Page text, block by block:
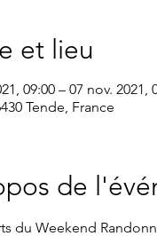
et lieu
09:00 – 07 nov. 2021,
Tende, France
de